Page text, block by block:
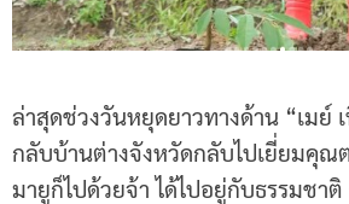
ล่าสุดช่วงวันหยุดยาวทางด้าน “เมย์
กลับบ้านต่างจังหวัดกลับไปเยี่ยมคุณ
มายูก็ไปด้วยจ้า ได้ไปอยู่กับธรรมชา